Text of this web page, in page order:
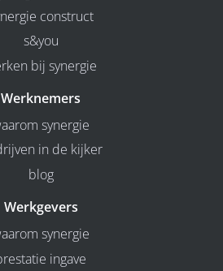
construct
s&you
bij synergie
Werknemers
synergie
in de kijker
blog
Werkgevers
synergie
ingave